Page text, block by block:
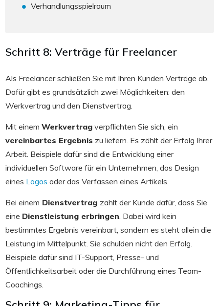
Verhandlungsspielraum
Schritt 8: Verträge für Freelancer
Als Freelancer schließen Sie mit Ihren Kunden Verträge ab.
Dafür gibt es grundsätzlich zwei Möglichkeiten: den
Werkvertrag und den Dienstvertrag.
Mit einem Werkvertrag verpflichten Sie sich, ein
vereinbartes Ergebnis zu liefern. Es zählt der Erfolg Ihrer
Arbeit. Beispiele dafür sind die Entwicklung einer
individuellen Software für ein Unternehmen, das Design
eines Logos oder das Verfassen eines Artikels.
Bei einem Dienstvertrag zahlt der Kunde dafür, dass Sie
eine Dienstleistung erbringen. Dabei wird kein
bestimmtes Ergebnis vereinbart, sondern es steht allein die
Leistung im Mittelpunkt. Sie schulden nicht den Erfolg.
Beispiele dafür sind IT-Support, Presse- und
Öffentlichkeitsarbeit oder die Durchführung eines Team-
Coachings.